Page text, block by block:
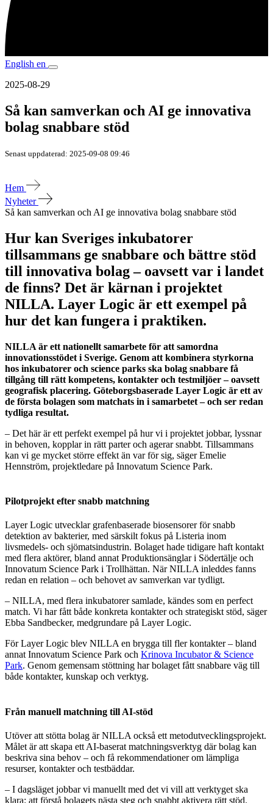
English en
2025-08-29
Så kan samverkan och AI ge innovativa
bolag snabbare stöd
Senast uppdaterad: 2025-09-08 09:46
Hem
Nyheter
Så kan samverkan och AI ge innovativa bolag snabbare stöd
Hur kan Sveriges inkubatorer
tillsammans ge snabbare och bättre stöd
till innovativa bolag – oavsett var i landet
de finns? Det är kärnan i projektet
NILLA. Layer Logic är ett exempel på
hur det kan fungera i praktiken.
NILLA är ett nationellt samarbete för att samordna
innovationsstödet i Sverige. Genom att kombinera styrkorna
hos inkubatorer och science parks ska bolag snabbare få
tillgång till rätt kompetens, kontakter och testmiljöer – oavsett
geografisk placering. Göteborgsbaserade Layer Logic är ett av
de första bolagen som matchats in i samarbetet – och ser redan
tydliga resultat.
– Det här är ett perfekt exempel på hur vi i projektet jobbar, lyssnar
in behoven, kopplar in rätt parter och agerar snabbt. Tillsammans
kan vi ge mycket större effekt än var för sig, säger Emelie
Hennström, projektledare på Innovatum Science Park.
Pilotprojekt efter snabb matchning
Layer Logic utvecklar grafenbaserade biosensorer för snabb
detektion av bakterier, med särskilt fokus på Listeria inom
livsmedels- och sjömatsindustrin. Bolaget hade tidigare haft kontakt
med flera aktörer, bland annat Produktionsänglar i Södertälje och
Innovatum Science Park i Trollhättan. När NILLA inleddes fanns
redan en relation – och behovet av samverkan var tydligt.
– NILLA, med flera inkubatorer samlade, kändes som en perfect
match. Vi har fått både konkreta kontakter och strategiskt stöd, säger
Ebba Sandbecker, medgrundare på Layer Logic.
För Layer Logic blev NILLA en brygga till fler kontakter – bland
annat Innovatum Science Park och Krinova Incubator & Science
Park. Genom gemensam stöttning har bolaget fått snabbare väg till
både kontakter, kunskap och verktyg.
Från manuell matchning till AI-stöd
Utöver att stötta bolag är NILLA också ett metodutvecklingsprojekt.
Målet är att skapa ett AI-baserat matchningsverktyg där bolag kan
beskriva sina behov – och få rekommendationer om lämpliga
resurser, kontakter och testbäddar.
– I dagsläget jobbar vi manuellt med det vi vill att verktyget ska
klara: att förstå bolagets nästa steg och snabbt aktivera rätt stöd.